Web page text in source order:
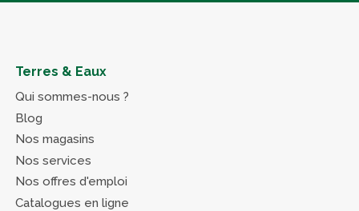
Terres & Eaux
Qui sommes-nous ?
Blog
Nos magasins
Nos services
Nos offres d'emploi
Catalogues en ligne